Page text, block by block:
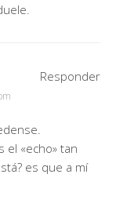
el «echo» tan
es que a mí
Responder